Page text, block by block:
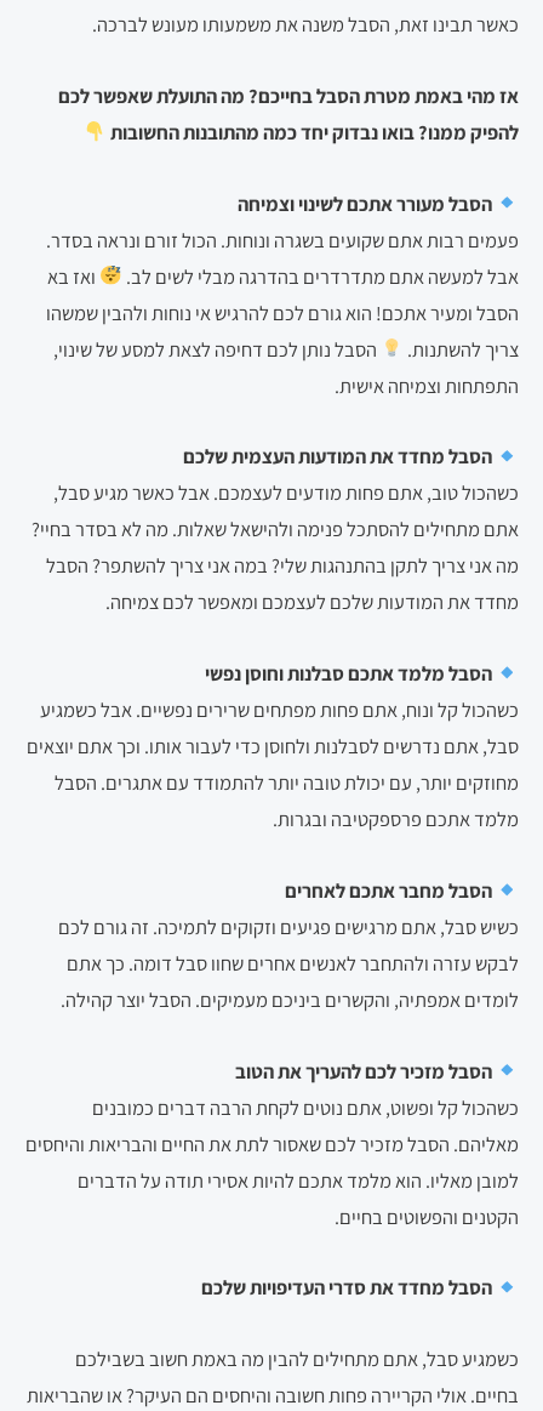
כאשר תבינו זאת, הסבל משנה את משמעותו מעונש לברכה.
אז מהי באמת מטרת הסבל בחייכם? מה התועלת שאפשר לכם
להפיק ממנו? בואו נבדוק יחד כמה מהתובנות החשובות
הסבל מעורר אתכם לשינוי וצמיחה
פעמים רבות אתם שקועים בשגרה ונוחות. הכול זורם ונראה בסדר.
אבל למעשה אתם מתדרדרים בהדרגה מבלי לשים לב.
ואז בא
הסבל ומעיר אתכם! הוא גורם לכם להרגיש אי נוחות ולהבין שמשהו
צריך להשתנות.
הסבל נותן לכם דחיפה לצאת למסע של שינוי,
התפתחות וצמיחה אישית.
הסבל מחדד את המודעות העצמית שלכם
כשהכול טוב, אתם פחות מודעים לעצמכם. אבל כאשר מגיע סבל,
אתם מתחילים להסתכל פנימה ולהישאל שאלות. מה לא בסדר בחיי?
מה אני צריך לתקן בהתנהגות שלי? במה אני צריך להשתפר? הסבל
מחדד את המודעות שלכם לעצמכם ומאפשר לכם צמיחה.
הסבל מלמד אתכם סבלנות וחוסן נפשי
כשהכול קל ונוח, אתם פחות מפתחים שרירים נפשיים. אבל כשמגיע
סבל, אתם נדרשים לסבלנות ולחוסן כדי לעבור אותו. וכך אתם יוצאים
מחוזקים יותר, עם יכולת טובה יותר להתמודד עם אתגרים. הסבל
מלמד אתכם פרספקטיבה ובגרות.
הסבל מחבר אתכם לאחרים
כשיש סבל, אתם מרגישים פגיעים וזקוקים לתמיכה. זה גורם לכם
לבקש עזרה ולהתחבר לאנשים אחרים שחוו סבל דומה. כך אתם
לומדים אמפתיה, והקשרים ביניכם מעמיקים. הסבל יוצר קהילה.
הסבל מזכיר לכם להעריך את הטוב
כשהכול קל ופשוט, אתם נוטים לקחת הרבה דברים כמובנים
מאליהם. הסבל מזכיר לכם שאסור לתת את החיים והבריאות והיחסים
למובן מאליו. הוא מלמד אתכם להיות אסירי תודה על הדברים
הקטנים והפשוטים בחיים.
הסבל מחדד את סדרי העדיפויות שלכם
כשמגיע סבל, אתם מתחילים להבין מה באמת חשוב בשבילכם
בחיים. אולי הקריירה פחות חשובה והיחסים הם העיקר? או שהבריאות